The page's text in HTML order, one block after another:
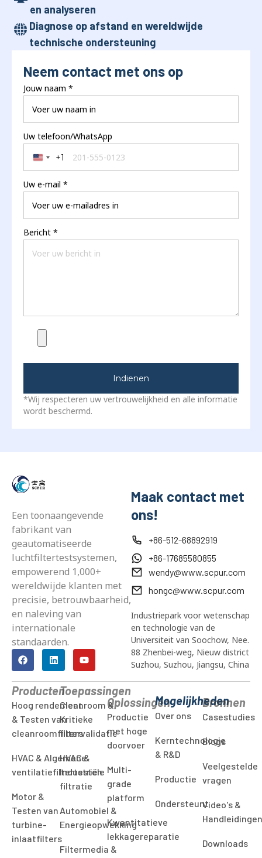
en analyseren
Diagnose op afstand en wereldwijde
technische ondersteuning
Neem contact met ons op
Jouw naam *
Uw telefoon/WhatsApp
United States +1
+1
Uw e-mail *
Bericht *
Indienen
*Wij respecteren uw vertrouwelijkheid en alle informatie
wordt beschermd.
Een toonaangevende
fabrikant van
geautomatiseerde
luchtfiltertestsystemen,
empowerend 1,000+
wereldwijde klanten met
precisie, betrouwbaarheid,
en naleving van
internationale
standaarden.
Maak contact met
ons!
+86-512-68892919
+86-17685580855
wendy@www.scpur.com
hongc@www.scpur.com
Industriepark voor wetenschap
en technologie van de
Universiteit van Soochow, Nee.
88 Zhenbei-weg, Nieuw district
Suzhou, Suzhou, Jiangsu, China
Producten
Hoog rendement
& Testen van
cleanroomfilters
HVAC & Algemene
ventilatiefiltertesten
Motor &
Testen van
turbine-
inlaatfilters
Toepassingen
Cleanroom &
Kritieke
filtervalidatie
HVAC &
Industriële
filtratie
Automobiel &
Energieopwekking
Filtermedia &
Oplossingen
Productie
met hoge
doorvoer
Multi-
grade
platform
Kwantitatieve
lekkagereparatie
Mogelijkheden
Over ons
Kerntechnologie
& R&D
Productie
Ondersteunt
Bronnen
Casestudies
Blogs
Veelgestelde
vragen
Video's &
Downloads